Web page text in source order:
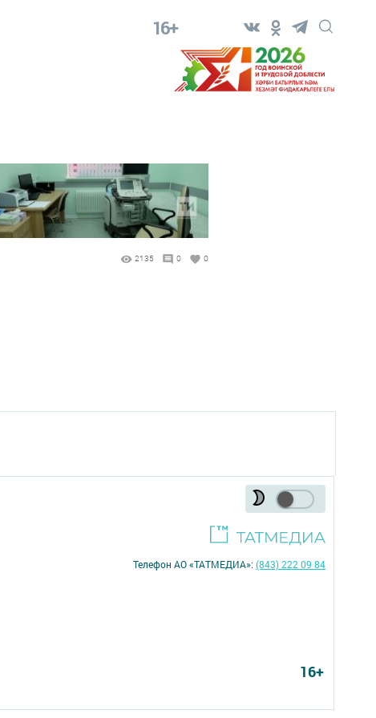
16+
2135 0 0
Телефон АО «ТАТМЕДИА»:(843) 222 09 84
16+